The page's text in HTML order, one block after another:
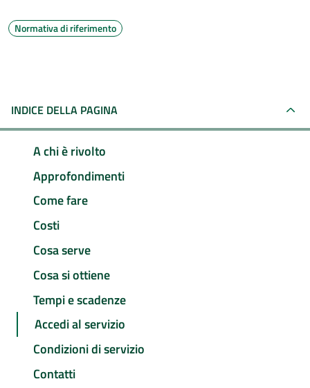
Normativa di riferimento
INDICE DELLA PAGINA
A chi è rivolto
Approfondimenti
Come fare
Costi
Cosa serve
Cosa si ottiene
Tempi e scadenze
Accedi al servizio
Condizioni di servizio
Contatti